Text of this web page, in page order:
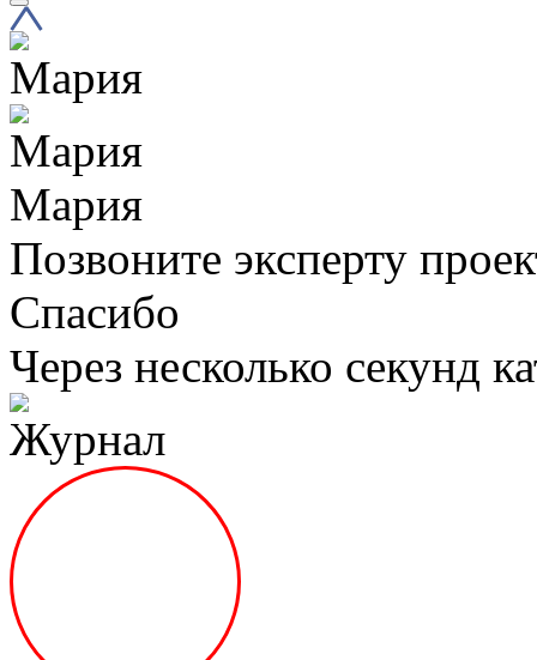
Мария
Позвоните эксперту
Спасибо
Через несколько секунд